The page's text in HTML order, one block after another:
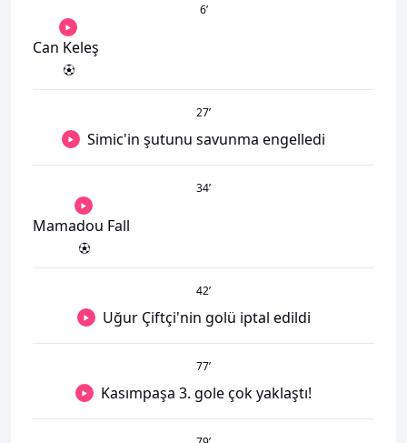
6’
Can Keleş
27’
Simic'in şutunu savunma engelledi
34’
Mamadou Fall
42’
Uğur Çiftçi'nin golü iptal edildi
77’
Kasımpaşa 3. gole çok yaklaştı!